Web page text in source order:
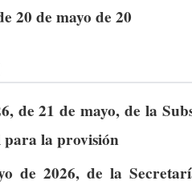
20 de mayo de 20
de 21 de mayo, de la
para la provisión
de 2026, de la